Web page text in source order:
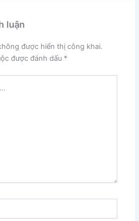
luận
được hiển thị công khai.
được đánh dấu *